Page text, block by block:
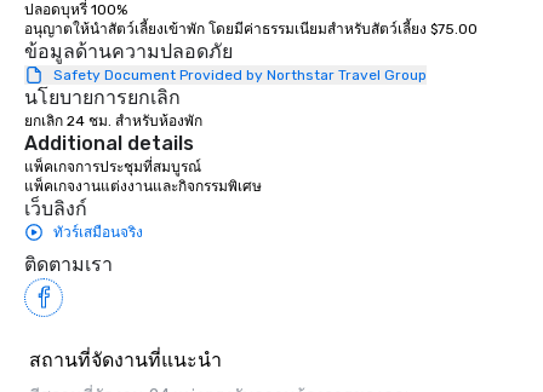
ปลอดบุหรี่ 100%
อนุญาตให้นำสัตว์เลี้ยงเข้าพัก โดยมีค่าธรรมเนียมสำหรับสัตว์เลี้ยง $75.00
ข้อมูลด้านความปลอดภัย
Safety Document Provided by Northstar Travel Group
นโยบายการยกเลิก
ยกเลิก 24 ชม. สำหรับห้องพัก
Additional details
แพ็คเกจการประชุมที่สมบูรณ์
แพ็คเกจงานแต่งงานและกิจกรรมพิเศษ
เว็บลิงก์
ทัวร์เสมือนจริง
ติดตามเรา
สถานที่จัดงานที่แนะนำ